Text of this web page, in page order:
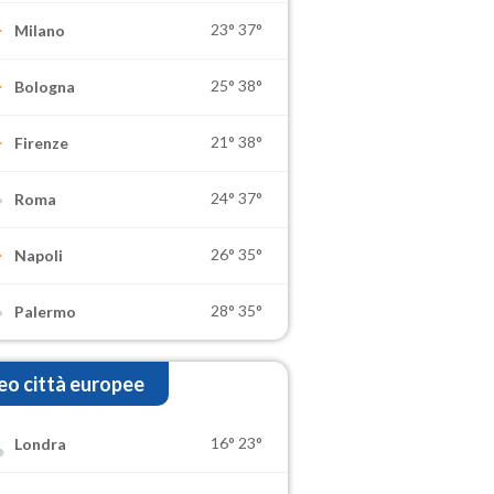
Milano 23° 37°
Bologna 25° 38°
Firenze 21° 38°
Roma 24° 37°
Napoli 26° 35°
Palermo 28° 35°
città europee
Londra 16° 23°